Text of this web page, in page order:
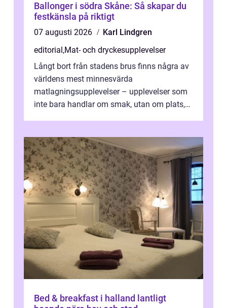
Ballonger i södra Skåne: Så skapar du
festkänsla på riktigt
07 augusti 2026
Karl Lindgren
editorial,Mat- och dryckesupplevelser
Långt bort från stadens brus finns några av
världens mest minnesvärda
matlagningsupplevelser – upplevelser som
inte bara handlar om smak, utan om plats,
Bed & breakfast i halland lantligt